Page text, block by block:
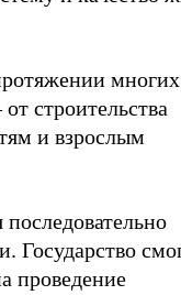
строительства
и взрослым
Государство
проведение